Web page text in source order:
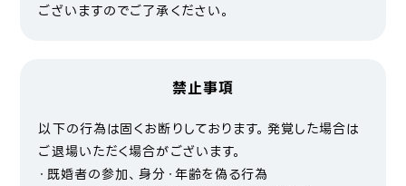
ございますのでご了承ください。
禁止事項
以下の行為は固くお断りしております。発覚した場合は
ご退場いただく場合がございます。
・既婚者の参加、身分・年齢を偽る行為